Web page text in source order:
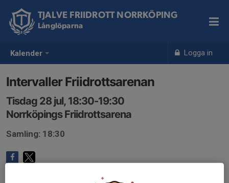
Kalender Logga in
TJALVE FRIIDROTT NORRKÖPING
Långlöparna
Intervaller Friidrottsarenan
Tisdag 28 jul, 18:30-19:30
Norrköpings Friidrottsarena
Samling: 18:30